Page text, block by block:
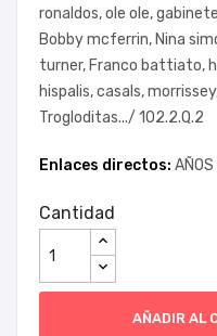
ronaldos, ole ole,
Bobby mcferrin, Nina
turner, Franco battiato,
hispalis, casals,
Trogloditas.../ 102.2.Q.2
Enlaces directos:
Cantidad
AÑADIR AL